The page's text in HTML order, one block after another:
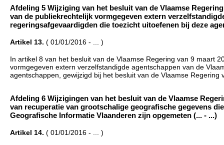
Afdeling 5 Wijziging van het besluit van de Vlaamse
van de publiekrechtelijk vormgegeven extern
regeringsafgevaardigden die toezicht uitoefenen bij deze
Artikel 13. ( 01/01/2016 - ... )
In artikel 8 van het besluit van de Vlaamse Regering van 9 maart
vormgegeven extern verzelfstandigde agentschappen van de
agentschappen, gewijzigd bij het besluit van de Vlaamse
Afdeling 6 Wijzigingen van het besluit van de Vlaamse
van recuperatie van grootschalige geografische gegevens
Geografische Informatie Vlaanderen zijn opgemeten (... - ...)
Artikel 14. ( 01/01/2016 - ... )